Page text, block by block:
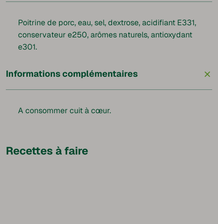
Poitrine de porc, eau, sel, dextrose, acidifiant E331,
conservateur e250, arômes naturels, antioxydant
e301.
Informations complémentaires +
A consommer cuit à cœur.
Recettes à faire